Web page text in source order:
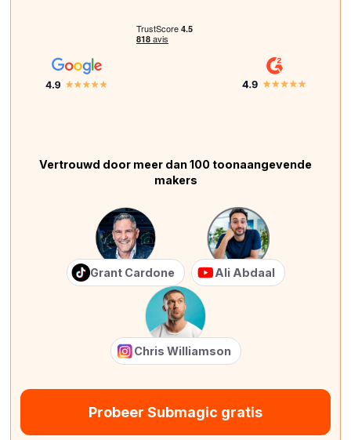
Vertrouwd door meer dan 100 toonaangevende
makers
Grant Cardone Ali Abdaal
Chris Williamson
Probeer Submagic gratis